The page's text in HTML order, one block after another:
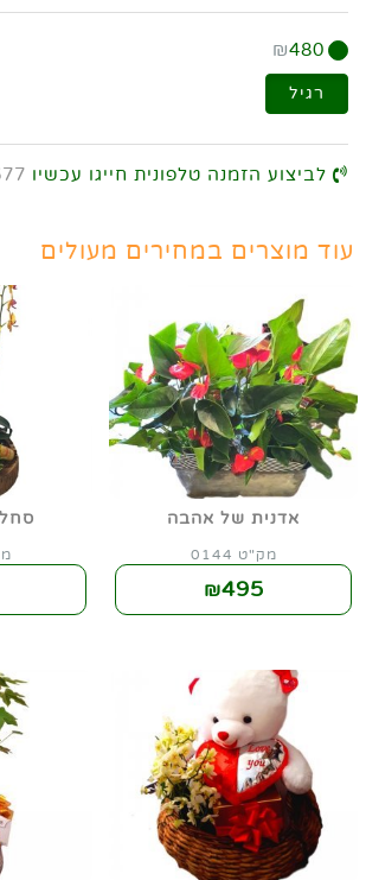
₪480
רגיל
לביצוע הזמנה טלפונית חייגו עכשיו
עוד מוצרים במחירים מעולים
אדנית של אהבה
מק"ט 0144
₪495